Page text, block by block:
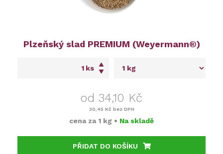
Plzeňský slad PREMIUM (Weyermann®)
ks
od 34,10 Kč
30,45 Kč bez DPH
cena za 1 kg • Na skladě
PŘIDAT DO KOŠÍKU